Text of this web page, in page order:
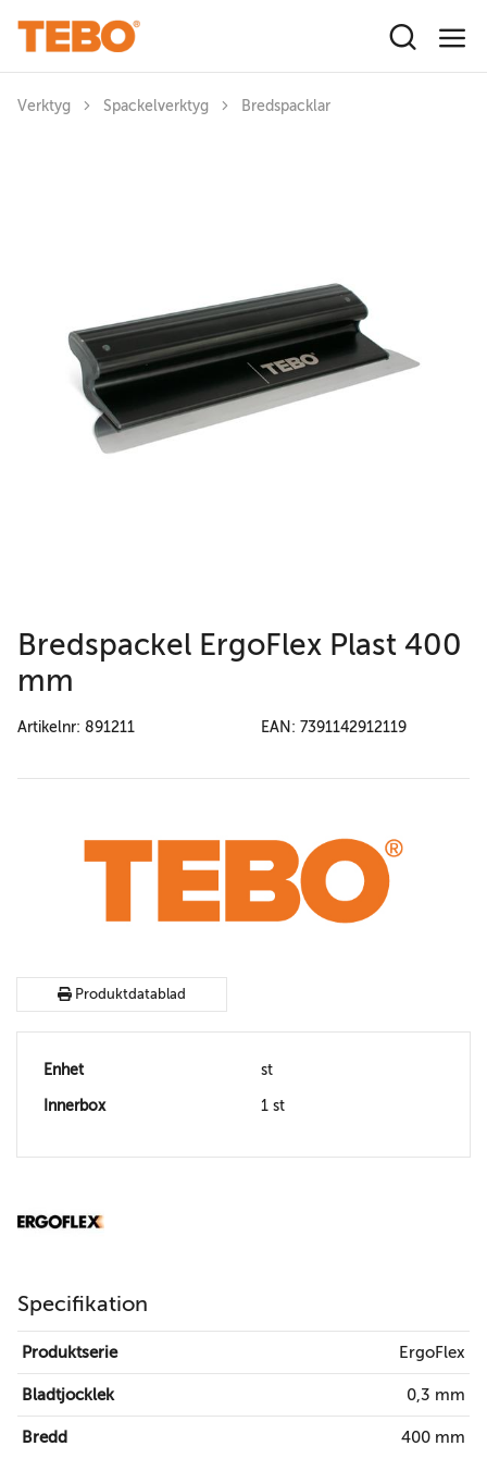
Verktyg Spackelverktyg Bredspacklar
Bredspackel ErgoFlex Plast 400
mm
Artikelnr: 891211 EAN: 7391142912119
Produktdatablad
Enhet st
Innerbox 1 st
Specifikation
Produktserie ErgoFlex
Bladtjocklek 0,3 mm
Bredd 400 mm